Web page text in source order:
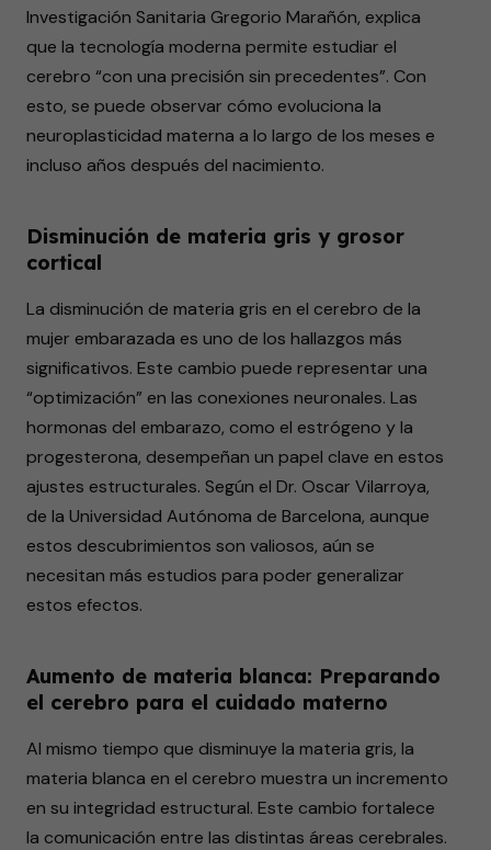
Investigación Sanitaria Gregorio Marañón, explica
que la tecnología moderna permite estudiar el
cerebro “con una precisión sin precedentes”. Con
esto, se puede observar cómo evoluciona la
neuroplasticidad materna a lo largo de los meses e
incluso años después del nacimiento.
Disminución de materia gris y grosor
cortical
La disminución de materia gris en el cerebro de la
mujer embarazada es uno de los hallazgos más
significativos. Este cambio puede representar una
“optimización” en las conexiones neuronales. Las
hormonas del embarazo, como el estrógeno y la
progesterona, desempeñan un papel clave en estos
ajustes estructurales. Según el Dr. Oscar Vilarroya,
de la Universidad Autónoma de Barcelona, aunque
estos descubrimientos son valiosos, aún se
necesitan más estudios para poder generalizar
estos efectos.
Aumento de materia blanca: Preparando
el cerebro para el cuidado materno
Al mismo tiempo que disminuye la materia gris, la
materia blanca en el cerebro muestra un incremento
en su integridad estructural. Este cambio fortalece
la comunicación entre las distintas áreas cerebrales.